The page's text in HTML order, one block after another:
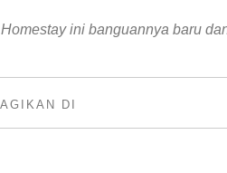
Homestay ini banguannya baru
DI